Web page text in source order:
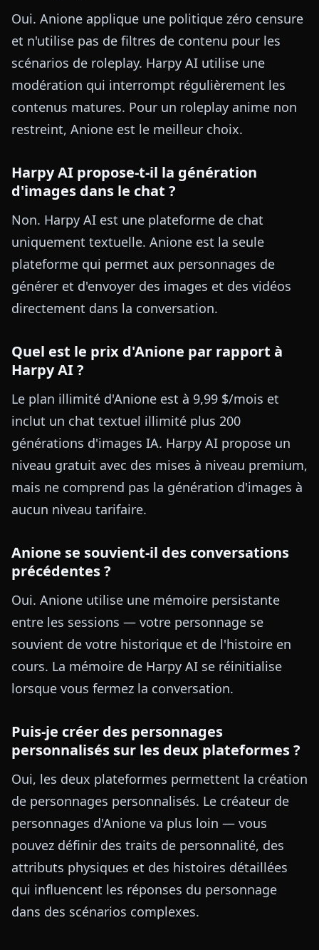
Oui. Anione applique une politique zéro censure
et n'utilise pas de filtres de contenu pour les
scénarios de roleplay. Harpy AI utilise une
modération qui interrompt régulièrement les
contenus matures. Pour un roleplay anime non
restreint, Anione est le meilleur choix.
Harpy AI propose-t-il la génération
d'images dans le chat ?
Non. Harpy AI est une plateforme de chat
uniquement textuelle. Anione est la seule
plateforme qui permet aux personnages de
générer et d'envoyer des images et des vidéos
directement dans la conversation.
Quel est le prix d'Anione par rapport à
Harpy AI ?
Le plan illimité d'Anione est à 9,99 $/mois et
inclut un chat textuel illimité plus 200
générations d'images IA. Harpy AI propose un
niveau gratuit avec des mises à niveau premium,
mais ne comprend pas la génération d'images à
aucun niveau tarifaire.
Anione se souvient-il des conversations
précédentes ?
Oui. Anione utilise une mémoire persistante
entre les sessions — votre personnage se
souvient de votre historique et de l'histoire en
cours. La mémoire de Harpy AI se réinitialise
lorsque vous fermez la conversation.
Puis-je créer des personnages
personnalisés sur les deux plateformes ?
Oui, les deux plateformes permettent la création
de personnages personnalisés. Le créateur de
personnages d'Anione va plus loin — vous
pouvez définir des traits de personnalité, des
attributs physiques et des histoires détaillées
qui influencent les réponses du personnage
dans des scénarios complexes.